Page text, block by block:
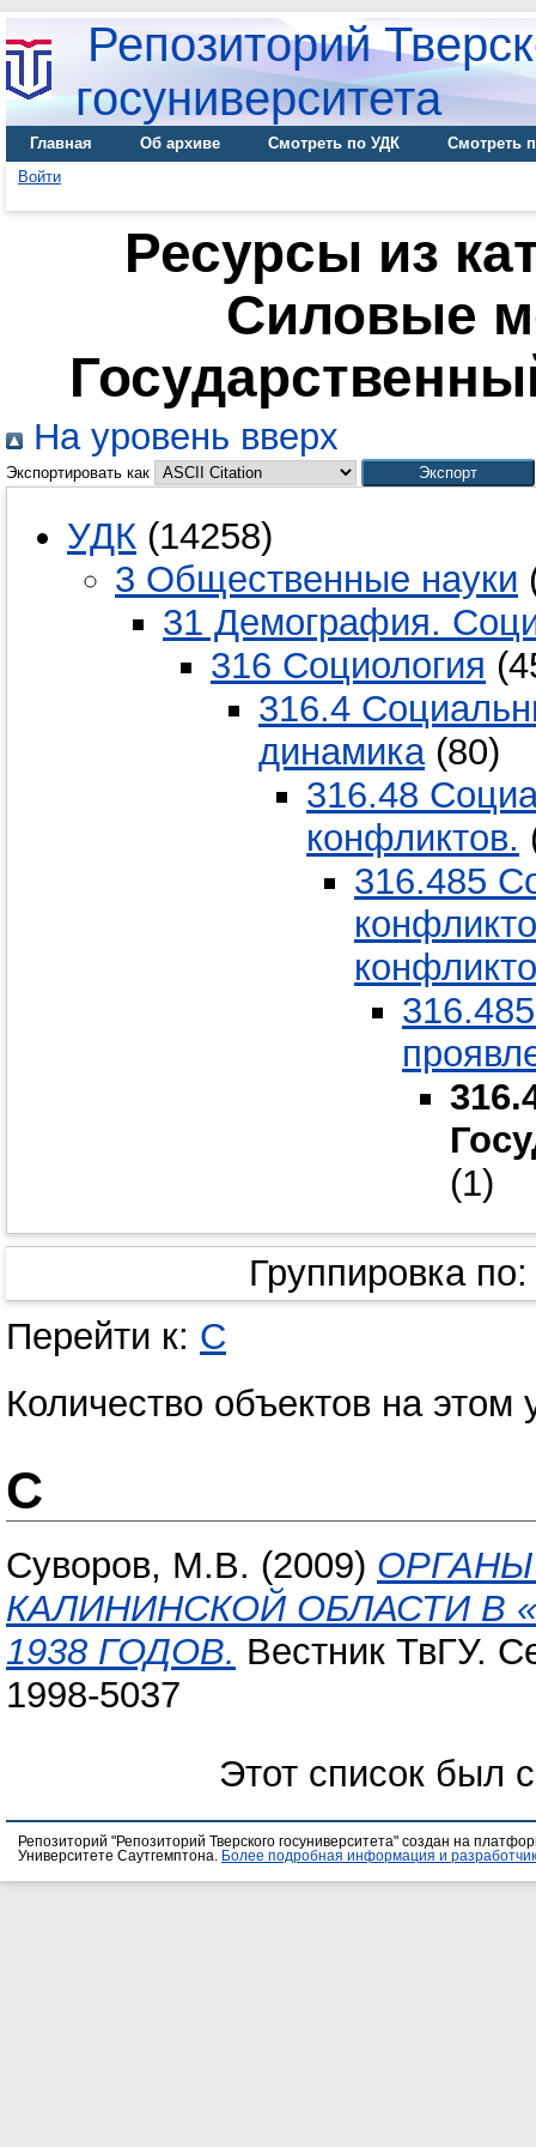
Репозиторий
госуниверситета
Главная Об архиве Смотреть по УДК
Смотреть
Войти
Ресурсы из
Силовые
На уровень вверх
Экспортировать как
УДК (14258)
3 Общественные науки
31 Демография.
316 Социология
316.4
динамика(80)
316.48
конфликтов.
316.485
(1)
Группировка
Перейти к: С
Количество объектов на этом
С
Суворов, М.В. (2009)
КАЛИНИНСКОЙ ОБЛАСТИ В
1938 ГОДОВ. Вестник ТвГУ.
1998-5037
Этот список был
Репозиторий "Репозиторий Тверского госуниверситета" создан на
Университете Саутгемптона.
Более подробная информация и